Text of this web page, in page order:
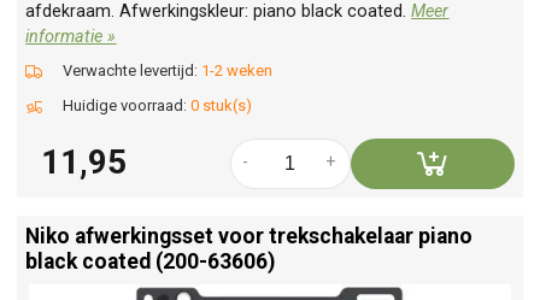
afdekraam. Afwerkingskleur: piano black coated.Meer
informatie »
Verwachte levertijd: 1-2 weken
Huidige voorraad: 0 stuk(s)
11,95 +
-
Niko afwerkingsset voor trekschakelaar piano
black coated (200-63606)